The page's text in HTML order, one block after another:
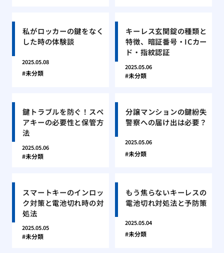
私がロッカーの鍵をなく
した時の体験談
2025.05.08
未分類
キーレス玄関錠の種類と
特徴、暗証番号・ICカー
ド・指紋認証
2025.05.06
未分類
鍵トラブルを防ぐ！スペ
アキーの必要性と保管方
法
2025.05.06
未分類
分譲マンションの鍵紛失
警察への届け出は必要？
2025.05.06
未分類
スマートキーのインロッ
ク対策と電池切れ時の対
処法
2025.05.05
未分類
もう焦らないキーレスの
電池切れ対処法と予防策
2025.05.04
未分類